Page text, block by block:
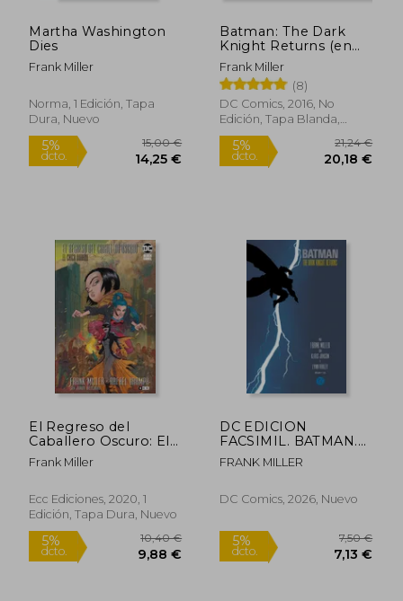
5%
dcto. 11,40 €
5%
dcto.
Martha Washington
Dies
Frank Miller
Norma, 1 Edición, Tapa
Dura, Nuevo
Rápido
Batman: The Dark
Knight Returns (en
Inglés)
Frank Miller
(8)
DC Comics, 2016, No
Edición, Tapa Blanda,
Nuevo
El Regreso del
Caballero Oscuro: El
Chico Dorado
Frank Miller
Ecc Ediciones, 2020, 1
Edición, Tapa Dura, Nuevo
DC EDICION
FACSIMIL. BATMAN.
THE DARK KNIGHT
RETURNS. LIBRO
FRANK MILLER
DC Comics, 2026, Nuevo